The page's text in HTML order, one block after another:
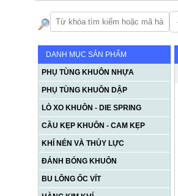
DANH MỤC SẢN PHẨM
PHỤ TÙNG KHUÔN NHỰA
PHỤ TÙNG KHUÔN DẬP
LÒ XO KHUÔN - DIE SPRING
CẦU KẸP KHUÔN - CAM KẸP
KHÍ NÉN VÀ THỦY LỰC
ĐÁNH BÓNG KHUÔN
BU LÔNG ỐC VÍT